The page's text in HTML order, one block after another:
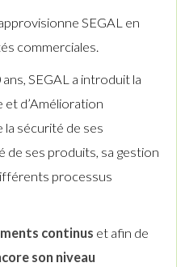
SEGAL en
commerciales.
SEGAL a introduit la
et d’Amélioration
la sécurité de ses
de ses produits, sa gestion
processus
continus et afin de
son niveau